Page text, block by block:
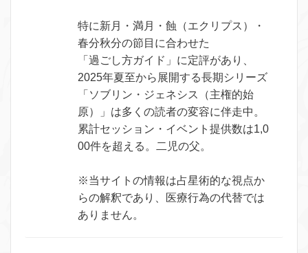
特に新月・満月・蝕（エクリプス）・
春分秋分の節目に合わせた
「過ごし方ガイド」に定評があり、
2025年夏至から展開する長期シリーズ
「ソブリン・ジェネシス（主権的始
原）」は多くの読者の変容に伴走中。
累計セッション・イベント提供数は1,0
00件を超える。二児の父。
※当サイトの情報は占星術的な視点か
らの解釈であり、医療行為の代替では
ありません。